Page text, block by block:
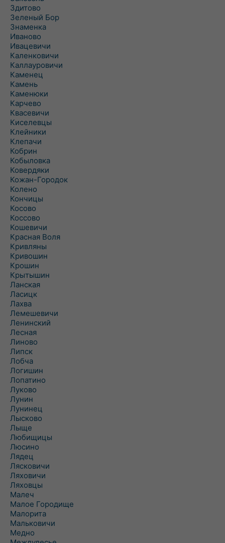
Здитово
Зеленый Бор
Знаменка
Иваново
Ивацевичи
Каленковичи
Каллауровичи
Каменец
Камень
Каменюки
Карчево
Квасевичи
Киселевцы
Клейники
Клепачи
Кобрин
Кобыловка
Ковердяки
Кожан-Городок
Колено
Кончицы
Косово
Коссово
Кошевичи
Красная Воля
Кривляны
Кривошин
Крошин
Крытышин
Ланская
Ласицк
Лахва
Лемешевичи
Ленинский
Лесная
Линово
Липск
Лобча
Логишин
Лопатино
Луково
Лунин
Лунинец
Лысково
Лыще
Любищицы
Люсино
Лядец
Лясковичи
Ляховичи
Ляховцы
Малеч
Малое Городище
Малорита
Мальковичи
Медно